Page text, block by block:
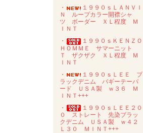
・
１９９０ｓＬＡＮＶＩ
Ｎ ループカラー開襟シャ
ツ ボーダー ＸＬ程度 Ｍ
ＩＮＴ
・
１９９０ｓＫＥＮＺＯ
ＨＯＭＭＥ サマーニット
Ｔ ザクザク ＸＬ程度 Ｍ
ＩＮＴ
・
１９９０ｓＬＥＥ ブ
ラックデニム バギーテーパ
ード ＵＳＡ製 ｗ３６ Ｍ
ＩＮＴ+++
・
１９９０ｓＬＥＥ２０
０ ストレート 先染ブラッ
クデニム ＵＳＡ製 ｗ４２
Ｌ３０ ＭＩＮＴ+++